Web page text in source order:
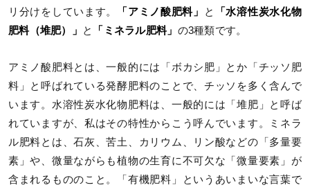
リ分けをしています。
「アミノ酸肥料」 と
「水溶性炭水化物
肥料（堆肥）」
と 「ミネラル肥料」 の3種類です。
アミノ酸肥料とは、一般的には「ボカシ肥」とか「チッソ肥
料」と呼ばれている発酵肥料のことで、チッソを多く含んで
います。水溶性炭水化物肥料は、一般的には「堆肥」と呼ば
れていますが、私はその特性からこう呼んでいます。ミネラ
ル肥料とは、石灰、苦土、カリウム、リン酸などの「多量要
素」や、微量ながらも植物の生育に不可欠な「微量要素」が
含まれるもののこと。「有機肥料」というあいまいな言葉で